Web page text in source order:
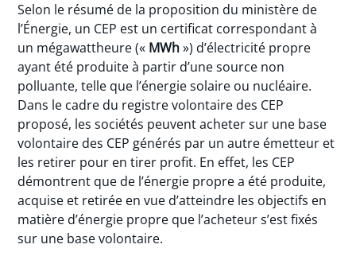
Selon le résumé de la proposition du ministère de
l’Énergie, un CEP est un certificat correspondant à
un mégawattheure (« MWh») d’électricité propre
ayant été produite à partir d’une source non
polluante, telle que l’énergie solaire ou nucléaire.
Dans le cadre du registre volontaire des CEP
proposé, les sociétés peuvent acheter sur une base
volontaire des CEP générés par un autre émetteur et
les retirer pour en tirer profit. En effet, les CEP
démontrent que de l’énergie propre a été produite,
acquise et retirée en vue d’atteindre les objectifs en
matière d’énergie propre que l’acheteur s’est fixés
sur une base volontaire.